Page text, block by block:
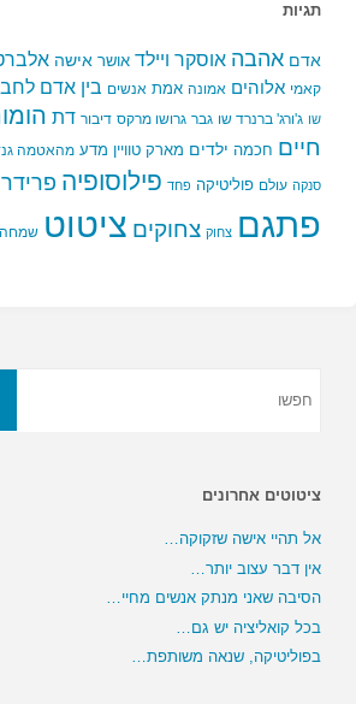
תגיות
אדם אהבה אוסקר ויילד אושר אישה אלברט
קאמי אלוהים אמונה אמת אנשים בין אדם
שו ג'ורג' ברנרד שו גבר גרושו מרקס דיבור דת
חיים חכמה ילדים מארק טוויין מדע מהאטמה
סנקה עולם פוליטיקה פחד פילוסופיה
פתגם צחוק צחוקים ציטוט שמחה
ציטוטים אחרונים
אל תהיי אישה שזקוקה…
אין דבר עצוב יותר…
הסיבה שאני מנתק אנשים מחיי…
בכל קואליציה יש גם…
בפוליטיקה, שנאה משותפת…